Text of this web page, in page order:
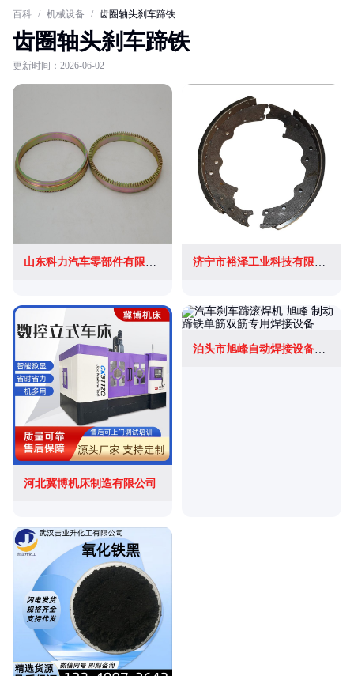
百科 / 机械设备 / 齿圈轴头刹车蹄铁
齿圈轴头刹车蹄铁
更新时间：2026-06-02
山东科力汽车零部件有限公司 济宁市裕泽工业科技有限公司
河北冀博机床制造有限公司
泊头市旭峰自动焊接设备有限公司